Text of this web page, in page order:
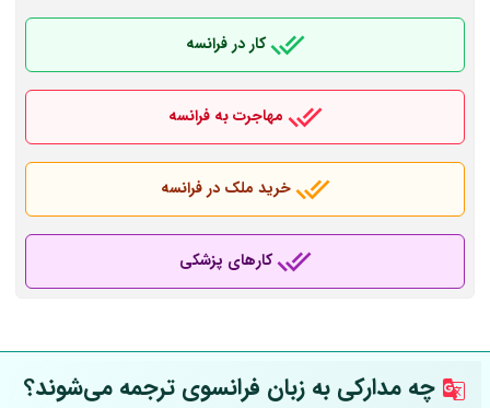
کار در فرانسه
مهاجرت به فرانسه
خرید ملک در فرانسه
کارهای پزشکی
چه مدارکی به زبان فرانسوی ترجمه می‌شوند؟